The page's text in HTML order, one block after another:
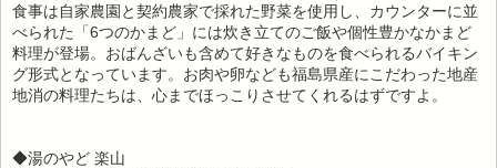
食事は自家農園と契約農家で採れた野菜を使用し、カウンターに並
べられた「6つのかまど」には炊き立てのご飯や個性豊かなかまど
料理が登場。おばんざいも含めて好きなものを食べられるバイキン
グ形式となっています。お肉や卵なども福島県産にこだわった地産
地消の料理たちは、心までほっこりさせてくれるはずですよ。
◆湯のやど 楽山